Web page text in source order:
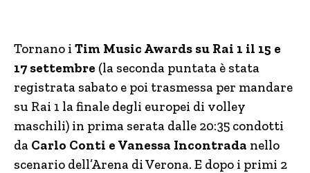
Tornano i Tim Music Awards su Rai 1 il 15 e
17 settembre (la seconda puntata è stata
registrata sabato e poi trasmessa per mandare
su Rai 1 la finale degli europei di volley
maschili) in prima serata dalle 20:35 condotti
da Carlo Conti e Vanessa Incontrada nello
scenario dell’Arena di Verona. E dopo i primi 2